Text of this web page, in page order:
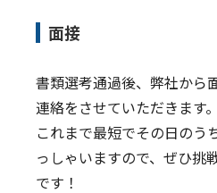
面接
書類選考通過後、弊社から
連絡をさせていただきます。
これまで最短でその日のう
っしゃいますので、ぜひ挑
です！